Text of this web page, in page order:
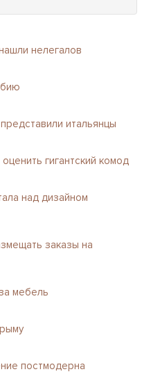
нелегалов
итальянцы
гигантский комод
над дизайном
заказы на
мебель
постмодерна